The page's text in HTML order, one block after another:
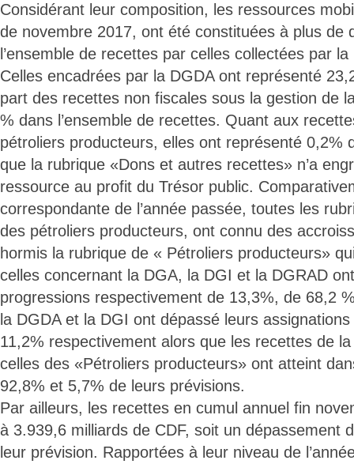
Considérant leur composition, les ressources
de novembre 2017, ont été constituées à plus de
l’ensemble de recettes par celles collectées par
Celles encadrées par la DGDA ont représenté
part des recettes non fiscales sous la gestion de
% dans l’ensemble de recettes. Quant aux
pétroliers producteurs, elles ont représenté 0,2%
que la rubrique «Dons et autres recettes» n’a
ressource au profit du Trésor public.
correspondante de l’année passée, toutes les
des pétroliers producteurs, ont connu des
hormis la rubrique de « Pétroliers producteurs»
celles concernant la DGA, la DGI et la DGRAD
progressions respectivement de 13,3%, de 68,2
la DGDA et la DGI ont dépassé leurs
11,2% respectivement alors que les recettes de
celles des «Pétroliers producteurs» ont atteint
92,8% et 5,7% de leurs prévisions.
Par ailleurs, les recettes en cumul annuel fin
à 3.939,6 milliards de CDF, soit un dépassement
leur prévision. Rapportées à leur niveau de